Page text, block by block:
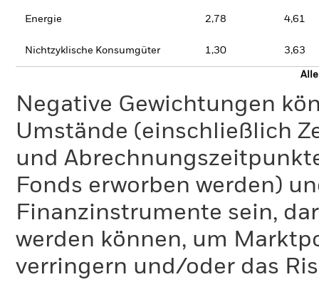
Energie 2,78 4,61
Nichtzyklische Konsumgüter 1,30 3,63
Negative Gewichtungen
Umstände (einschließlich
und
Fonds erworben werden)
Finanzinstrumente sein,
werden können, um
verringern und/oder das